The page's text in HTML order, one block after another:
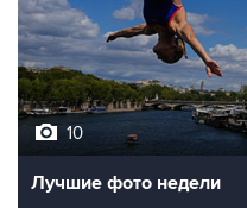
10
Лучшие фото недели